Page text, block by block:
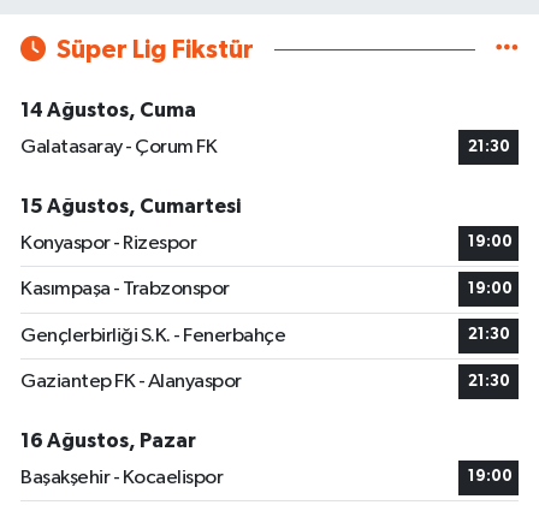
Süper Lig Fikstür
14 Ağustos, Cuma
Galatasaray - Çorum FK
21:30
15 Ağustos, Cumartesi
Konyaspor - Rizespor
19:00
Kasımpaşa - Trabzonspor 19:00
Gençlerbirliği S.K. - Fenerbahçe 21:30
Gaziantep FK - Alanyaspor 21:30
16 Ağustos, Pazar
Başakşehir - Kocaelispor
19:00